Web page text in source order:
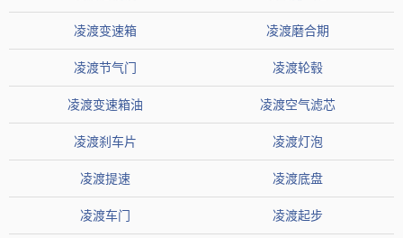
凌渡变速箱 凌渡磨合期
凌渡节气门 凌渡轮毂
凌渡变速箱油 凌渡空气滤芯
凌渡刹车片 凌渡灯泡
凌渡提速 凌渡底盘
凌渡车门 凌渡起步